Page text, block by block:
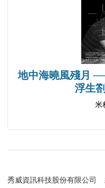
者的立場不夠「政治正
她並沒有隱藏一個普通
〈之二〉談的電影
有看過。帶出來的是另
和一系列的相關思考。
－引用大量的警句和名
之外，更看了大量的書
個文本。王文興文體的
地中海曉風殘月
浮生
米
秀威資訊科技股份有限公司